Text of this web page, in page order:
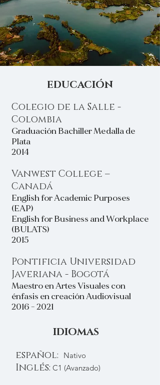
EDUCACIÓN
Colegio de la Salle -
Colombia
Graduación Bachiller Medalla de
Plata
2014
Vanwest College –
Canadá
English for Academic Purposes
(EAP)
English for Business and Workplace
(BULATS)
2015
Pontificia Universidad
Javeriana - Bogotá
Maestro en Artes Visuales con
énfasis en creación Audiovisual
2016 - 2021
IDIOMAS
español: Nativo
Inglés: C1 (Avanzado)